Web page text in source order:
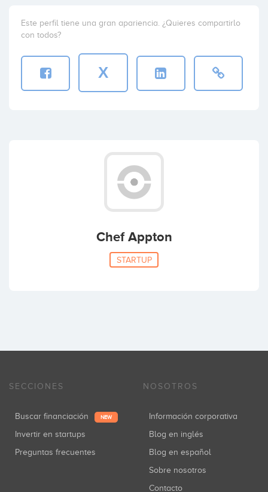
Este perfil tiene una gran apariencia. ¿Quieres compartirlo
con todos?
X
Chef Appton
STARTUP
SECCIONES
Buscar financiación NEW
Invertir en startups
Preguntas frecuentes
NOSOTROS
Información corporativa
Blog en inglés
Blog en español
Sobre nosotros
Contacto